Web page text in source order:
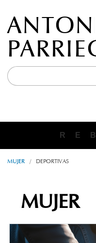
R E
MUJER / DEPORTIVAS
MUJER